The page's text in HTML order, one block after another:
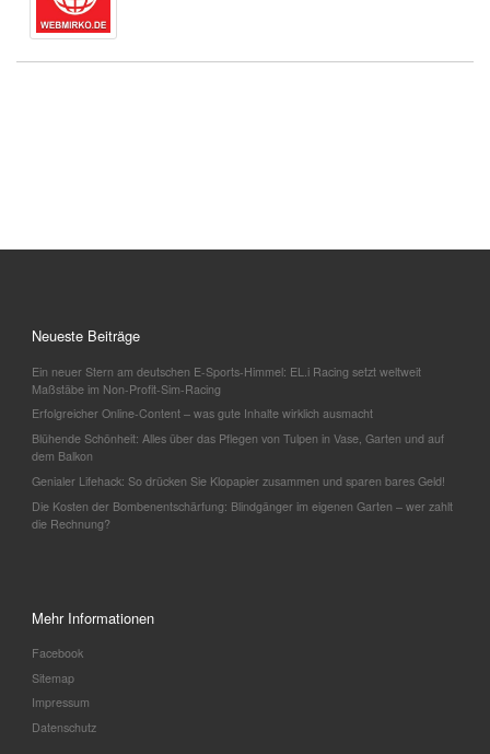
Neueste Beiträge
Ein neuer Stern am deutschen E-Sports-Himmel: EL.i Racing setzt weltweit
Maßstäbe im Non-Profit-Sim-Racing
Erfolgreicher Online-Content – was gute Inhalte wirklich ausmacht
Blühende Schönheit: Alles über das Pflegen von Tulpen in Vase, Garten und auf
dem Balkon
Genialer Lifehack: So drücken Sie Klopapier zusammen und sparen bares Geld!
Die Kosten der Bombenentschärfung: Blindgänger im eigenen Garten – wer zahlt
die Rechnung?
Mehr Informationen
Facebook
Sitemap
Impressum
Datenschutz